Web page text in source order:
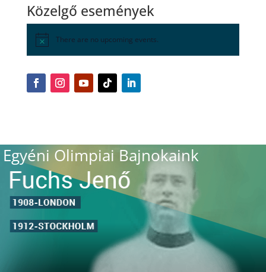
Közelgő események
There are no upcoming events.
Egyéni Olimpiai Bajnokaink